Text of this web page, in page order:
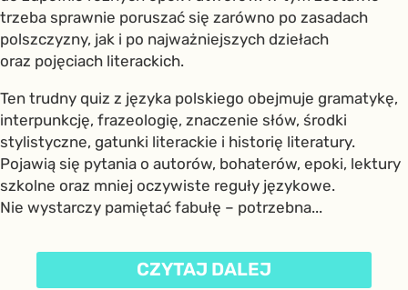
trzeba sprawnie poruszać się zarówno po zasadach
polszczyzny, jak i po najważniejszych dziełach
oraz pojęciach literackich.
Ten trudny quiz z języka polskiego obejmuje gramatykę,
interpunkcję, frazeologię, znaczenie słów, środki
stylistyczne, gatunki literackie i historię literatury.
Pojawią się pytania o autorów, bohaterów, epoki, lektury
szkolne oraz mniej oczywiste reguły językowe.
Nie wystarczy pamiętać fabułę – potrzebna...
CZYTAJ DALEJ